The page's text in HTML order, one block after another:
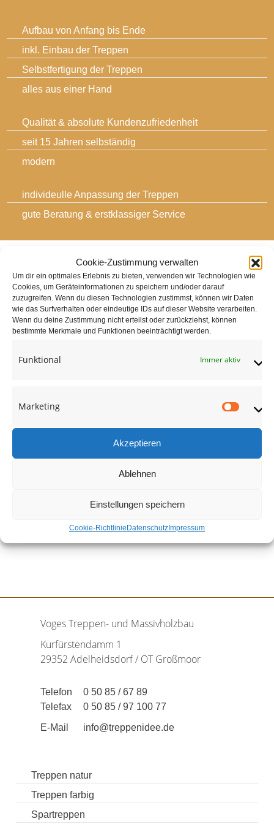
Cookie-Zustimmung verwalten
Um dir ein optimales Erlebnis zu bieten, verwenden wir Technologien wie
Cookies, um Geräteinformationen zu speichern und/oder darauf
zuzugreifen. Wenn du diesen Technologien zustimmst, können wir Daten
wie das Surfverhalten oder eindeutige IDs auf dieser Website verarbeiten.
Wenn du deine Zustimmung nicht erteilst oder zurückziehst, können
bestimmte Merkmale und Funktionen beeinträchtigt werden.
Funktional Immer aktiv
Marketing
Akzeptieren
Ablehnen
Einstellungen speichern
Cookie-RichtlinieDatenschutzImpressum
Aufbau von Anfang bis Ende
inkl. Einbau der Treppen
Selbstfertigung der Treppen
alles aus einer Hand
Qualität & absolute Kundenzufriedenheit
seit 15 Jahren selbständig
modern
individeulle Anpassung der Treppen
gute Beratung & erstklassiger Service
gerade Treppe mit
Eichenstufen
adocom_Webservice 24 Aug. , 2017
Voges Treppen- und Massivholzbau
Kurfürstendamm 1
29352 Adelheidsdorf / OT Großmoor
Telefon
0 50 85 / 67 89
Telefax
0 50 85 / 97 100 77
E-Mail
info@treppenidee.de
Treppen natur
Treppen farbig
Spartreppen